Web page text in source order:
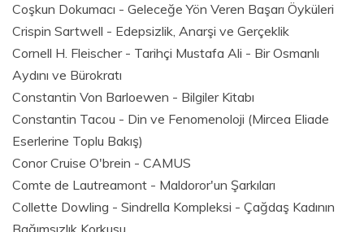
Coşkun Dokumacı - Geleceğe Yön Veren Başarı Öyküleri
Crispin Sartwell - Edepsizlik, Anarşi ve Gerçeklik
Cornell H. Fleischer - Tarihçi Mustafa Ali - Bir Osmanlı
Aydını ve Bürokratı
Constantin Von Barloewen - Bilgiler Kitabı
Constantin Tacou - Din ve Fenomenoloji (Mircea Eliade
Eserlerine Toplu Bakış)
Conor Cruise O'brein - CAMUS
Comte de Lautreamont - Maldoror'un Şarkıları
Collette Dowling - Sindrella Kompleksi - Çağdaş Kadının
Bağımsızlık Korkusu